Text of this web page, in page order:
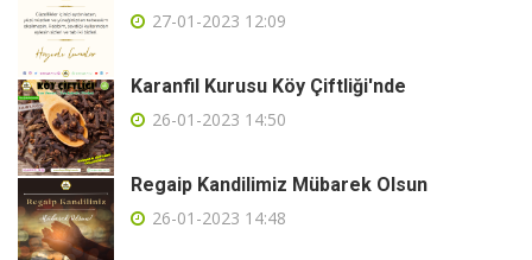
27-01-2023 12:09
Karanfil Kurusu Köy Çiftliği'nde
26-01-2023 14:50
Regaip Kandilimiz Mübarek Olsun
26-01-2023 14:48